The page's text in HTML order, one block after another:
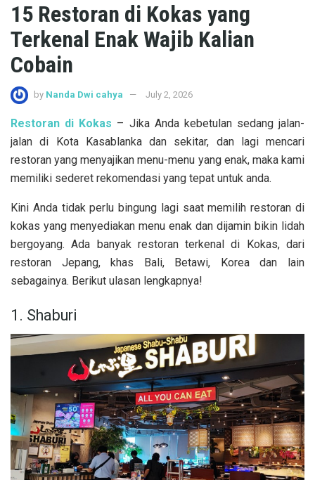
15 Restoran di Kokas yang
Terkenal Enak Wajib Kalian
Cobain
by Nanda Dwi cahya July 2, 2026
Restoran di Kokas – Jika Anda kebetulan sedang jalan-
jalan di Kota Kasablanka dan sekitar, dan lagi mencari
restoran yang menyajikan menu-menu yang enak, maka kami
memiliki sederet rekomendasi yang tepat untuk anda.
Kini Anda tidak perlu bingung lagi saat memilih restoran di
kokas yang menyediakan menu enak dan dijamin bikin lidah
bergoyang. Ada banyak restoran terkenal di Kokas, dari
restoran Jepang, khas Bali, Betawi, Korea dan lain
sebagainya. Berikut ulasan lengkapnya!
1. Shaburi